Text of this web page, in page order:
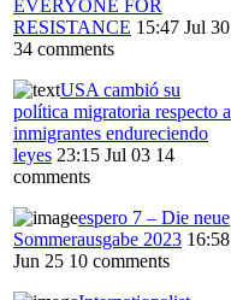
EVERYONE FOR
RESISTANCE 15:47 Jul 30
34 comments
USA cambió su
política migratoria respecto a
inmigrantes endureciendo
leyes 23:15 Jul 03 14
comments
espero 7 – Die neue
Sommerausgabe 2023 16:58
Jun 25 10 comments